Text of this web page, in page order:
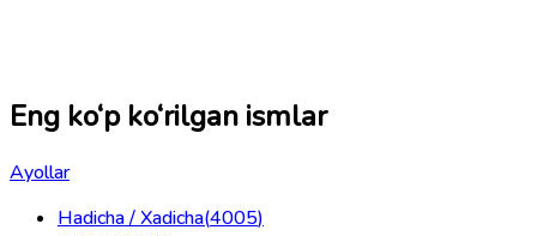
Eng ko‘p ko‘rilgan ismlar
Ayollar
Hadicha / Xadicha(4005)